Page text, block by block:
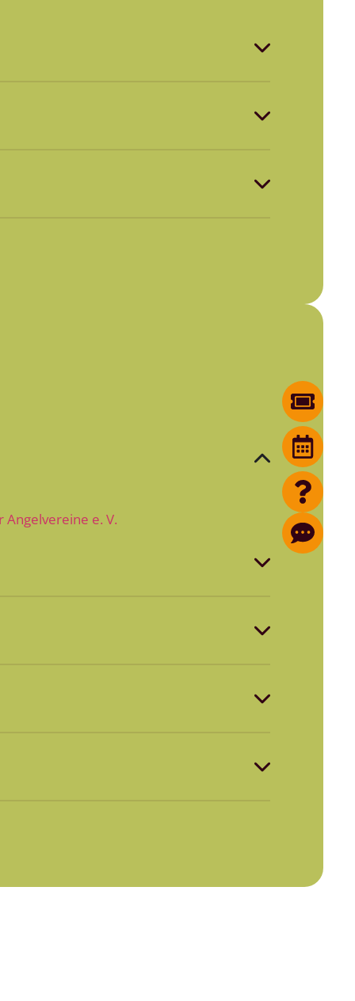
e. V.